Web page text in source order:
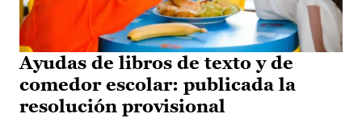
Ayudas de libros de texto y de
comedor escolar: publicada la
resolución provisional